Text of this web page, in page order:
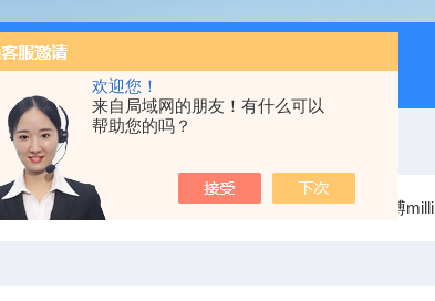
欢迎您！
来自局域网的朋友！有什么可以
帮助您的吗？
4000 美国Corning
当前位置： 首页 产品中心 过滤器 美国密理博